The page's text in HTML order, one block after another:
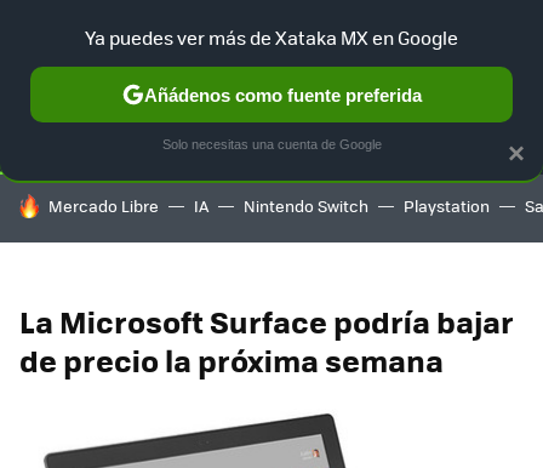
SELECCIÓN GAMING HOME AUTO TERRITORIO
HOY SE HABLA DE
Mercado Libre IA Nintendo Switch Playstation
La Microsoft Surface podría bajar
de precio la próxima semana
×
Ya puedes ver más de Xataka MX en Google
Añádenos como fuente preferida
Solo necesitas una cuenta de Google